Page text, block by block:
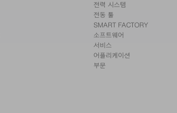
전력 시스템
전동 툴
SMART FACTORY
소프트웨어
서비스
어플리케이션
부문